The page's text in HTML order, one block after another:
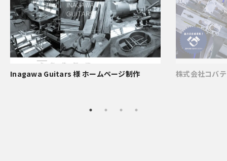
Inagawa Guitars 様 ホームページ制作 株式会社コバ